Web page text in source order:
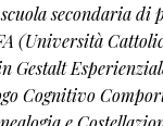
secondaria di
(Università
Gestalt
Cognitivo